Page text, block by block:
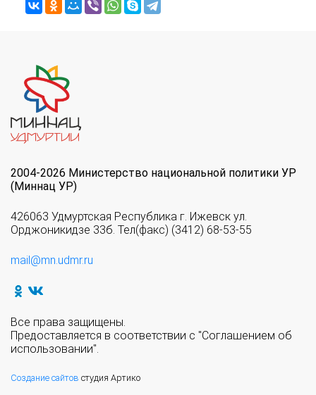
2004-2026 Министерство национальной политики УР
(Миннац УР)
426063 Удмуртская Республика г. Ижевск ул.
Орджоникидзе 33б. Тел(факс) (3412) 68-53-55
mail@mn.udmr.ru
Все права защищены.
Предоставляется в соответствии с "Соглашением об
использовании".
Создание сайтов студия Артико